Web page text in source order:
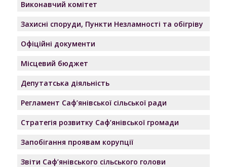
Виконавчий комітет
Захисні споруди, Пункти Незламності та обігріву
Офіційні документи
Місцевий бюджет
Депутатська діяльність
Регламент Саф’янівської сільської ради
Стратегія розвитку Саф’янівської громади
Запобігання проявам корупції
Звіти Саф’янівського сільського голови